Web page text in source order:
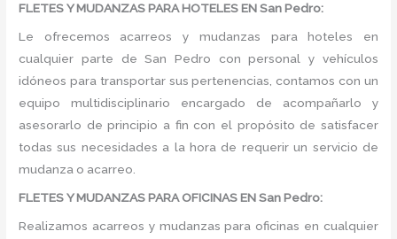
FLETES Y MUDANZAS PARA HOTELES EN San Pedro:
Le ofrecemos acarreos y mudanzas para hoteles en
cualquier parte de San Pedro con personal y vehículos
idóneos para transportar sus pertenencias, contamos con un
equipo multidisciplinario encargado de acompañarlo y
asesorarlo de principio a fin con el propósito de satisfacer
todas sus necesidades a la hora de requerir un servicio de
mudanza o acarreo.
FLETES Y MUDANZAS PARA OFICINAS EN San Pedro:
Realizamos acarreos y mudanzas para oficinas en cualquier